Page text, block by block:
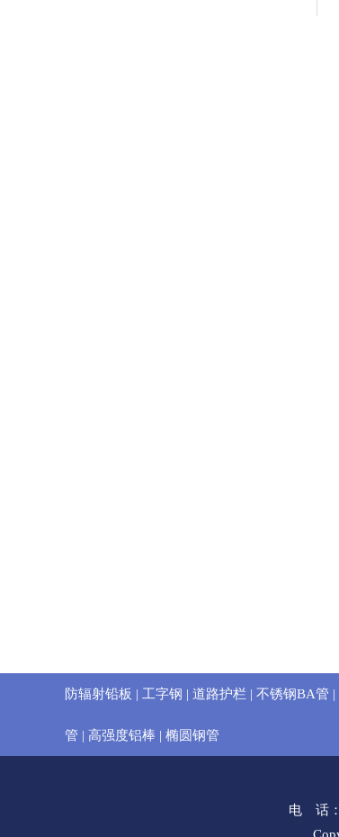
防辐射铅板 | 工字钢 | 道路护栏 | 不锈钢BA管 |
管 | 高强度铝棒 | 椭圆钢管
电 话：